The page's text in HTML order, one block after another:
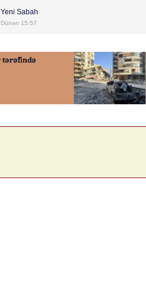
Yeni Sabah
Dünən 15:57